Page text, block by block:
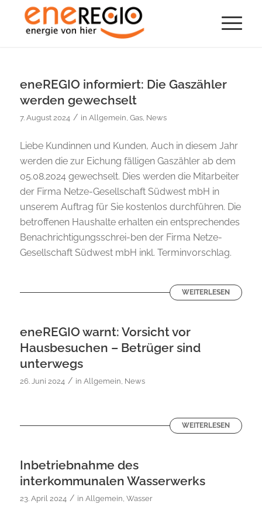
eneREGIO informiert: Die Gaszähler
werden gewechselt
7. August 2024 / in Allgemein, Gas, News
Liebe Kundinnen und Kunden, Auch in diesem Jahr
werden die zur Eichung fälligen Gaszähler ab dem
05.08.2024 gewechselt. Dies werden die Mitarbeiter
der Firma Netze-Gesellschaft Südwest mbH in
unserem Auftrag für Sie kostenlos durchführen. Die
betroffenen Haushalte erhalten ein entsprechendes
Benachrichtigungsschrei-ben der Firma Netze-
Gesellschaft Südwest mbH inkl. Terminvorschlag.
WEITERLESEN
eneREGIO warnt: Vorsicht vor
Hausbesuchen – Betrüger sind
unterwegs
26. Juni 2024 / in Allgemein News
WEITERLESEN
Inbetriebnahme des
interkommunalen Wasserwerks
23. April 2024 / in Allgemein Wasser